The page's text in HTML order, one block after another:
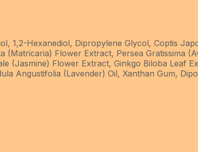
1,2-Hexanediol, Dipropylene Glycol, Coptis
(Matricaria) Flower Extract, Persea Gratissima
(Jasmine) Flower Extract, Ginkgo Biloba Leaf
Angustifolia (Lavender) Oil, Xanthan Gum,